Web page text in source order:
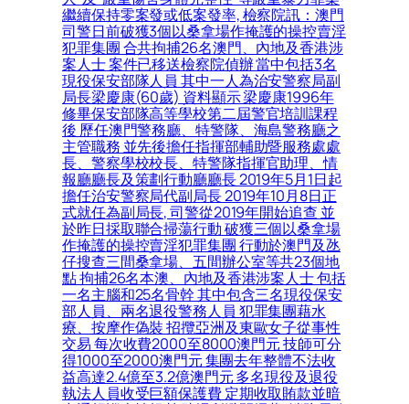
繼續保持零案發或低案發率, 檢察院訊：澳門
司警日前破獲3個以桑拿場作掩護的操控賣淫
犯罪集團 合共拘捕26名澳門、內地及香港涉
案人士 案件已移送檢察院偵辦 當中包括3名
現役保安部隊人員 其中一人為治安警察局副
局長梁慶康(60歲) 資料顯示 梁慶康1996年
修畢保安部隊高等學校第二屆警官培訓課程
後 歷任澳門警務廳、特警隊、海島警務廳之
主管職務 並先後擔任指揮部輔助暨服務處處
長、警察學校校長、特警隊指揮官助理、情
報廳廳長及策劃行動廳廳長 2019年5月1日起
擔任治安警察局代副局長 2019年10月8日正
式就任為副局長, 司警從2019年開始追查 並
於昨日採取聯合掃蕩行動 破獲三個以桑拿場
作掩護的操控賣淫犯罪集團 行動於澳門及氹
仔搜查三間桑拿場、五間辦公室等共23個地
點 拘捕26名本澳、內地及香港涉案人士 包括
一名主腦和25名骨幹 其中包含三名現役保安
部人員、兩名退役警務人員 犯罪集團藉水
療、按摩作偽裝 招攬亞洲及東歐女子從事性
交易 每次收費2000至8000澳門元 技師可分
得1000至2000澳門元 集團去年整體不法收
益高達2.4億至3.2億澳門元 多名現役及退役
執法人員收受巨額保護費 定期收取賄款並暗